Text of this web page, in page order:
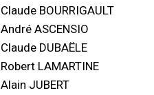
Claude BOURRIGAULT
André ASCENSIO
Claude DUBAËLE
Robert LAMARTINE
Alain JUBERT